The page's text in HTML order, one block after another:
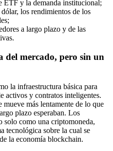
ETF y la demanda institucional;
los rendimientos de los
a largo plazo y de las
mercado, pero sin un
la infraestructura básica para
activos y contratos inteligentes.
más lentamente de lo que
plazo esperaban. Los
solo como una criptomoneda,
tecnológica sobre la cual se
la economía blockchain.